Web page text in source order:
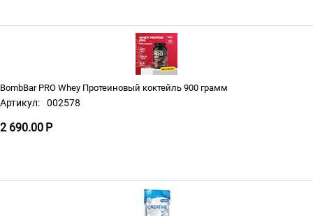
BombBar PRO Whey Протеиновый коктейль 900 грамм
Артикул: 002578
2 690.00 Р